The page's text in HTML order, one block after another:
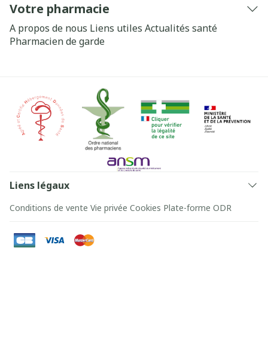
Votre pharmacie
A propos de nous Liens utiles Actualités santé
Pharmacien de garde
Liens légaux
Conditions de vente Vie privée Cookies Plate-forme ODR